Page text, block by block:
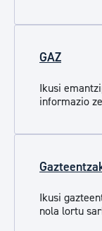
GAZ
Ikusi
informazio
Ikusi
nola lortu